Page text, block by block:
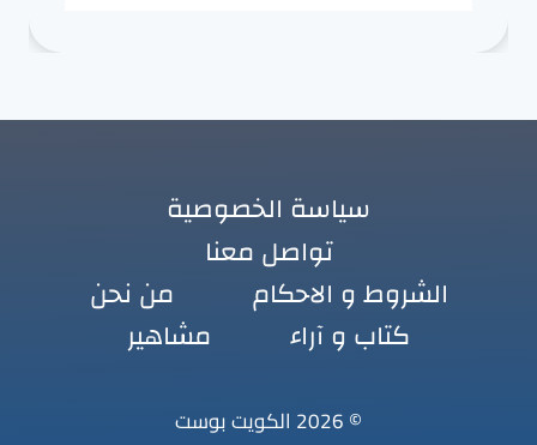
سياسة الخصوصية
تواصل معنا
الشروط و الاحكام
من نحن
كتاب و آراء
مشاهير
© 2026 الكويت بوست